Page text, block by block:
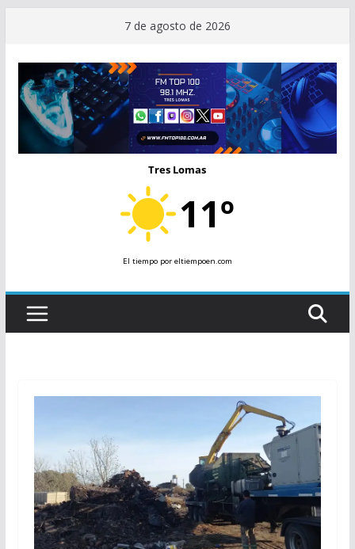
contenido
7 de agosto de 2026
Tres Lomas
11º
El tiempopor eltiempoen.com